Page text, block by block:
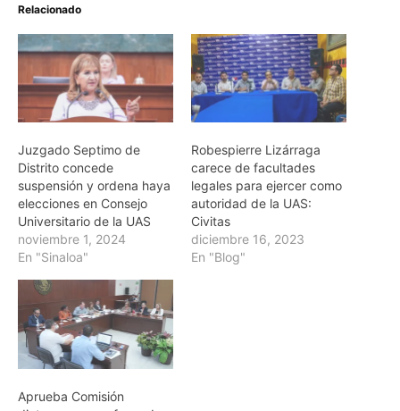
Relacionado
Juzgado Septimo de
Distrito concede
suspensión y ordena haya
elecciones en Consejo
Universitario de la UAS
noviembre 1, 2024
En "Sinaloa"
Robespierre Lizárraga
carece de facultades
legales para ejercer como
autoridad de la UAS:
Civitas
diciembre 16, 2023
En "Blog"
Aprueba Comisión